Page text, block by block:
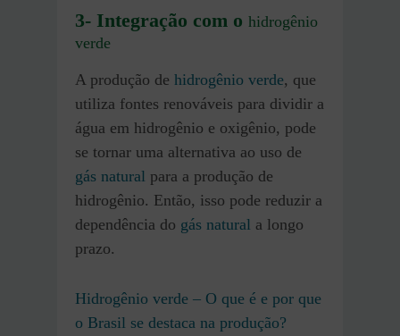
3- Integração com o hidrogênio
verde
A produção de hidrogênio verde, que
utiliza fontes renováveis para dividir a
água em hidrogênio e oxigênio, pode
se tornar uma alternativa ao uso de
gás natural para a produção de
hidrogênio. Então, isso pode reduzir a
dependência do gás natural a longo
prazo.
Hidrogênio verde – O que é e por que
o Brasil se destaca na produção?